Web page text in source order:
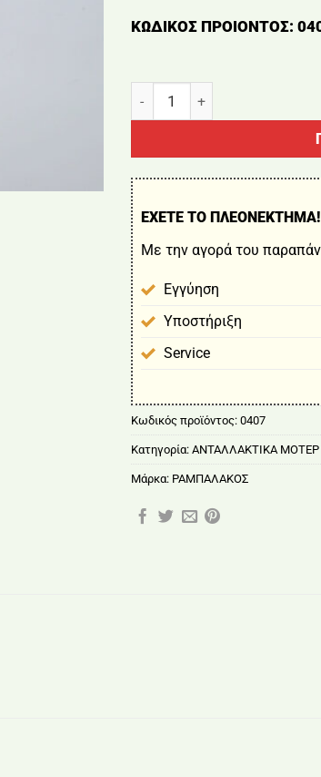
ΚΩΔΙΚΟΣ ΠΡΟΙΟΝΤΟΣ:
ΦΤΕΡΩΤΗ ΜΟΤΕΡ ποσότητα
ΕΧΕΤΕ ΤΟ ΠΛΕΟΝΕΚΤΗΜΑ!
Με την αγορά του
Εγγύηση
Υποστήριξη
Service
Κωδικός προϊόντος: 0407
Κατηγορία: ΑΝΤΑΛΛΑΚΤΙΚΑ ΜΟΤΕΡ
Μάρκα: ΡΑΜΠΑΛΑΚΟΣ